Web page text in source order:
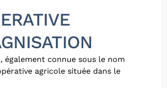
, également connue sous le nom
agricole située dans le